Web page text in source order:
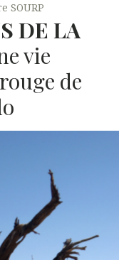
SOURP
DE LA
vie
de